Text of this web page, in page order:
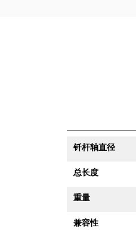
钎杆轴直径
总长度
重量
兼容性